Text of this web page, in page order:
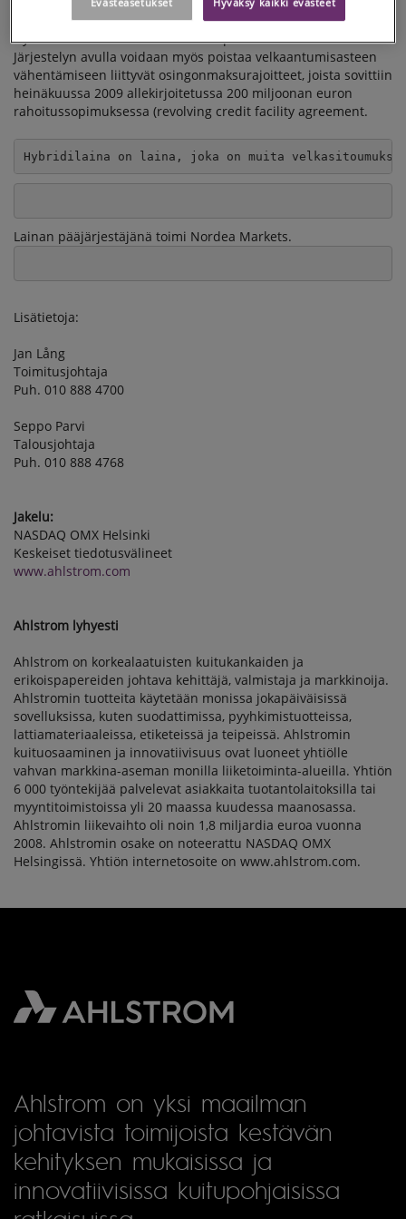
Hybridilaina vahvistaa Ahlstromin pääomarakennetta.
Järjestelyn avulla voidaan myös poistaa velkaantumisasteen
vähentämiseen liittyvät osingonmaksurajoitteet, joista sovittiin
heinäkuussa 2009 allekirjoitetussa 200 miljoonan euron
rahoitussopimuksessa (revolving credit facility agreement.
Hybridilaina on laina, joka on muita
Lainan pääjärjestäjänä toimi Nordea Markets.
Lisätietoja:
Jan Lång
Toimitusjohtaja
Puh. 010 888 4700
Seppo Parvi
Talousjohtaja
Puh. 010 888 4768
Jakelu:
NASDAQ OMX Helsinki
Keskeiset tiedotusvälineet
www.ahlstrom.com
Ahlstrom lyhyesti
Ahlstrom on korkealaatuisten kuitukankaiden ja
erikoispapereiden johtava kehittäjä, valmistaja ja markkinoija.
Ahlstromin tuotteita käytetään monissa jokapäiväisissä
sovelluksissa, kuten suodattimissa, pyyhkimistuotteissa,
lattiamateriaaleissa, etiketeissä ja teipeissä. Ahlstromin
kuituosaaminen ja innovatiivisuus ovat luoneet yhtiölle
vahvan markkina-aseman monilla liiketoiminta-alueilla. Yhtiön
6 000 työntekijää palvelevat asiakkaita tuotantolaitoksilla tai
myyntitoimistoissa yli 20 maassa kuudessa maanosassa.
Ahlstromin liikevaihto oli noin 1,8 miljardia euroa vuonna
2008. Ahlstromin osake on noteerattu NASDAQ OMX
Helsingissä. Yhtiön internetosoite on www.ahlstrom.com.
Ahlstrom on yksi maailman
johtavista toimijoista kestävän
kehityksen mukaisissa ja
innovatiivisissa kuitupohjaisissa